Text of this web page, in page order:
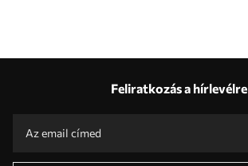
Feliratkozás a hírlevélre